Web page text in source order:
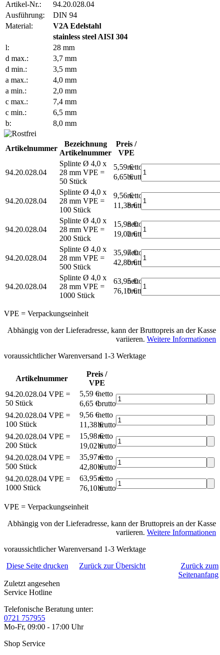
Artikel-Nr.:
94.20.028.04
Ausführung:
DIN 94
Material:
V2A Edelstahl
stainless steel AISI 304
l:
28 mm
d max.:
3,7 mm
d min.:
3,5 mm
a max.:
4,0 mm
a min.:
2,0 mm
c max.:
7,4 mm
c min.:
6,5 mm
b:
8,0 mm
Artikelnummer
Bezeichnung
Artikelnummer
Preis /
VPE
94.20.028.04
Splinte Ø 4,0 x
28 mm VPE =
50 Stück
5,59 €netto
6,65 €brutto*
94.20.028.04
Splinte Ø 4,0 x
28 mm VPE =
100 Stück
9,56 €netto
11,38 €
brutto*
94.20.028.04
Splinte Ø 4,0 x
28 mm VPE =
200 Stück
15,98 €
netto
19,02 €
brutto*
94.20.028.04
Splinte Ø 4,0 x
28 mm VPE =
500 Stück
35,97 €
netto
42,80 €
brutto*
94.20.028.04
Splinte Ø 4,0 x
28 mm VPE =
1000 Stück
63,95 €
netto
76,10 €
brutto*
VPE = Verpackungseinheit
Abhängig von der Lieferadresse, kann der Bruttopreis an der Kasse
variieren. Weitere Informationen
voraussichtlicher Warenversand 1-3 Werktage
Artikelnummer
Preis /
VPE
94.20.028.04 VPE =
50 Stück
5,59 €netto
6,65 €brutto*
94.20.028.04 VPE =
100 Stück
9,56 €netto
11,38 €brutto*
94.20.028.04 VPE =
200 Stück
15,98 €netto
19,02 €brutto*
94.20.028.04 VPE =
500 Stück
35,97 €netto
42,80 €brutto*
94.20.028.04 VPE =
1000 Stück
63,95 €netto
76,10 €brutto*
VPE = Verpackungseinheit
Abhängig von der Lieferadresse, kann der Bruttopreis an der Kasse
variieren. Weitere Informationen
voraussichtlicher Warenversand 1-3 Werktage
Diese Seite drucken
Zurück zur Übersicht
Zurück zum
Seitenanfang
Zuletzt angesehen
Service Hotline
Telefonische Beratung unter:
0721 757955
Mo-Fr, 09:00 - 17:00 Uhr
Shop Service